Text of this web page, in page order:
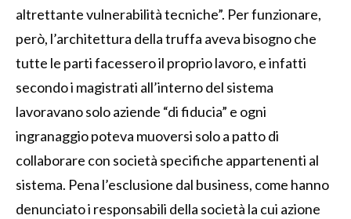
altrettante vulnerabilità tecniche”. Per funzionare,
però, l’architettura della truffa aveva bisogno che
tutte le parti facessero il proprio lavoro, e infatti
secondo i magistrati all’interno del sistema
lavoravano solo aziende “di fiducia” e ogni
ingranaggio poteva muoversi solo a patto di
collaborare con società specifiche appartenenti al
sistema. Pena l’esclusione dal business, come hanno
denunciato i responsabili della società la cui azione